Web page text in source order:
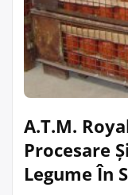
A.T.M.
Procesare
Legume În